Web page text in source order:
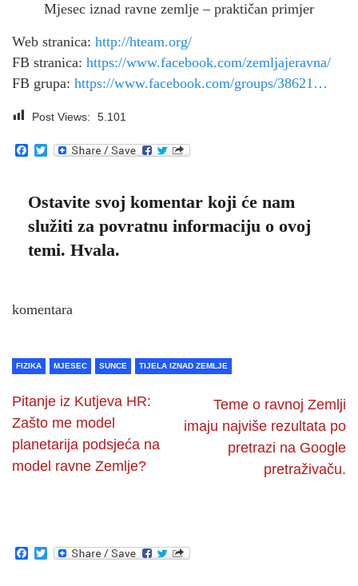
Mjesec iznad ravne zemlje – praktičan primjer
Web stranica: http://hteam.org/
FB stranica: https://www.facebook.com/zemljajeravna/
FB grupa: https://www.facebook.com/groups/38621…
Post Views: 5.101
Facebook
Twitter
Ostavite svoj komentar koji će nam
služiti za povratnu informaciju o ovoj
temi. Hvala.
komentara
FIZIKA MJESEC SUNCE TIJELA IZNAD ZEMLJE
Pitanje iz Kutjeva HR:
Zašto me model
planetarija podsjeća na
model ravne Zemlje?
Teme o ravnoj Zemlji
imaju najviše rezultata po
pretrazi na Google
pretraživaču.
Facebook
Twitter